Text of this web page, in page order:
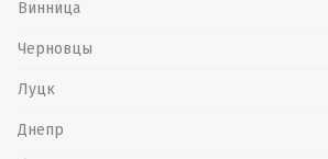
Винница
Черновцы
Луцк
Днепр